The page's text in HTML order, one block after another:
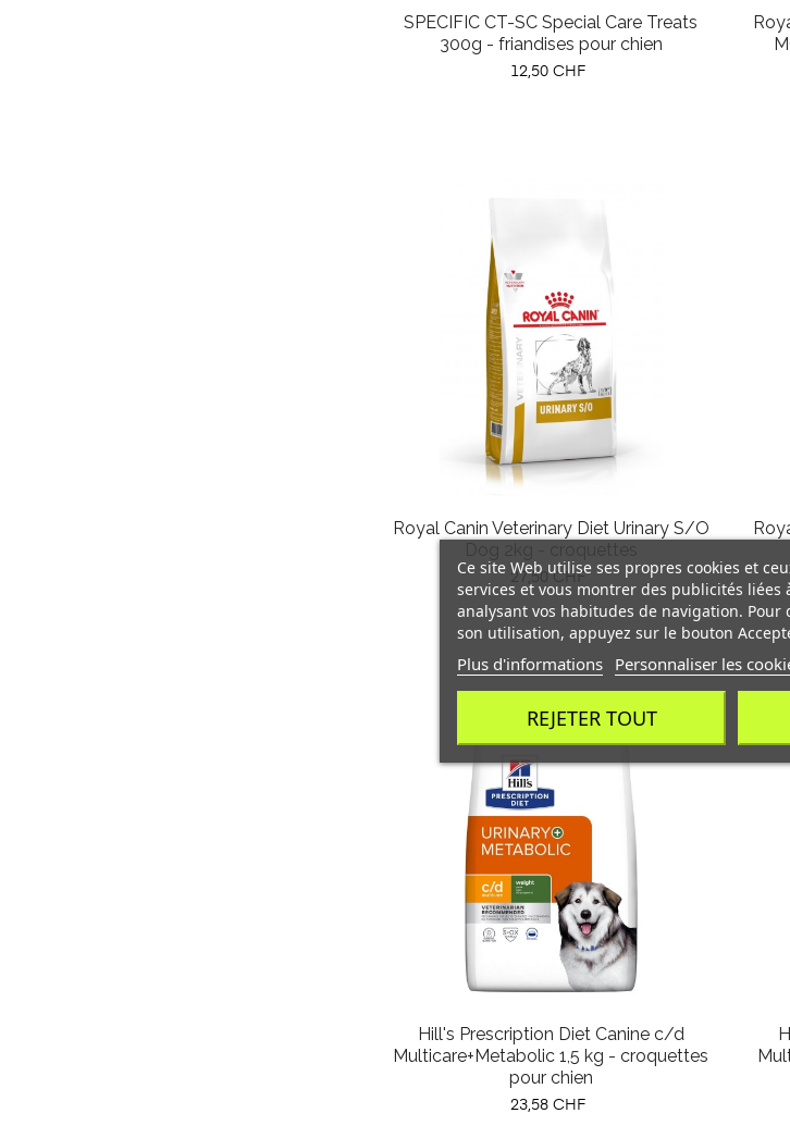
SPECIFIC CT-SC Special Care Treats
300g - friandises pour chien
Prix
12,50 CHF
Royal Canin Veterinary Diet Urinary S/O
Prix
27,50 CHF
Hill's Prescription Diet Canine c/d
Multicare+Metabolic 1,5 kg - croquettes
pour chien
Prix
23,58 CHF
Ce site Web utilise ses propres cookies et
services et vous montrer des publicités liées
analysant vos habitudes de navigation. Pour
son utilisation, appuyez sur le bouton
Plus d'informations Personnaliser les
REJETER TOUT